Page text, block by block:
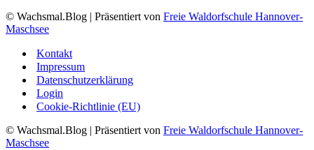
© Wachsmal.Blog | Präsentiert von Freie Waldorfschule Hannover-
Maschsee
Kontakt
Impressum
Datenschutzerklärung
Login
Cookie-Richtlinie (EU)
© Wachsmal.Blog | Präsentiert von Freie Waldorfschule Hannover-
Maschsee